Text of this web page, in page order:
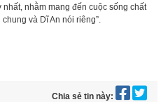
nhằm mang đến cuộc sống chất
và Dĩ An nói riêng”.
Chia sẻ tin này: